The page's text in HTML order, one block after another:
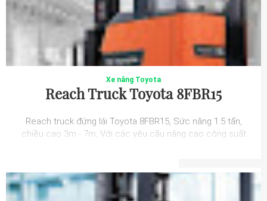
Xe nâng Toyota
Reach Truck Toyota 8FBR15
Reach truck đứng lái Toyota 8FBR15, Sức nâng 1.5 tấn,
chiều cao 3m - 7m, Với các yêu cầu nâng cao công suất